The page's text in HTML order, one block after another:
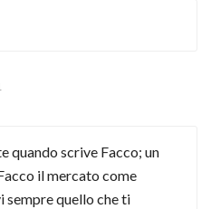
quando scrive Facco; un
il mercato come
quello che ti